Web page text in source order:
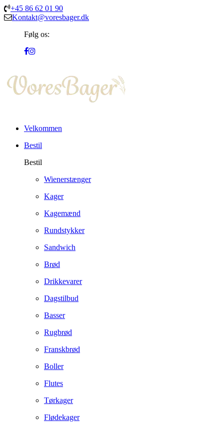
+45 86 62 01 90
Kontakt@voresbager.dk
Følg os:
Velkommen
Bestil
Bestil
Wienerstænger
Kager
Kagemænd
Rundstykker
Sandwich
Brød
Drikkevarer
Dagstilbud
Basser
Rugbrød
Franskbrød
Boller
Flutes
Tørkager
Flødekager